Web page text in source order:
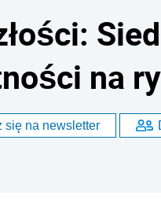
na
się na newsletter